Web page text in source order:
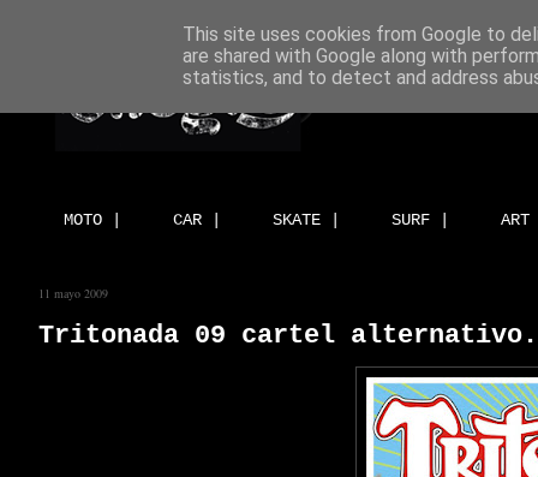
MOTO | CAR | SKATE | SURF |
11 mayo 2009
Tritonada 09 cartel
This site uses cookies from Google to
are shared with Google along with
statistics, and to detect and address